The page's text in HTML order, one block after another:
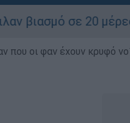
20 μέρες
που οι φαν έχουν κρυφό